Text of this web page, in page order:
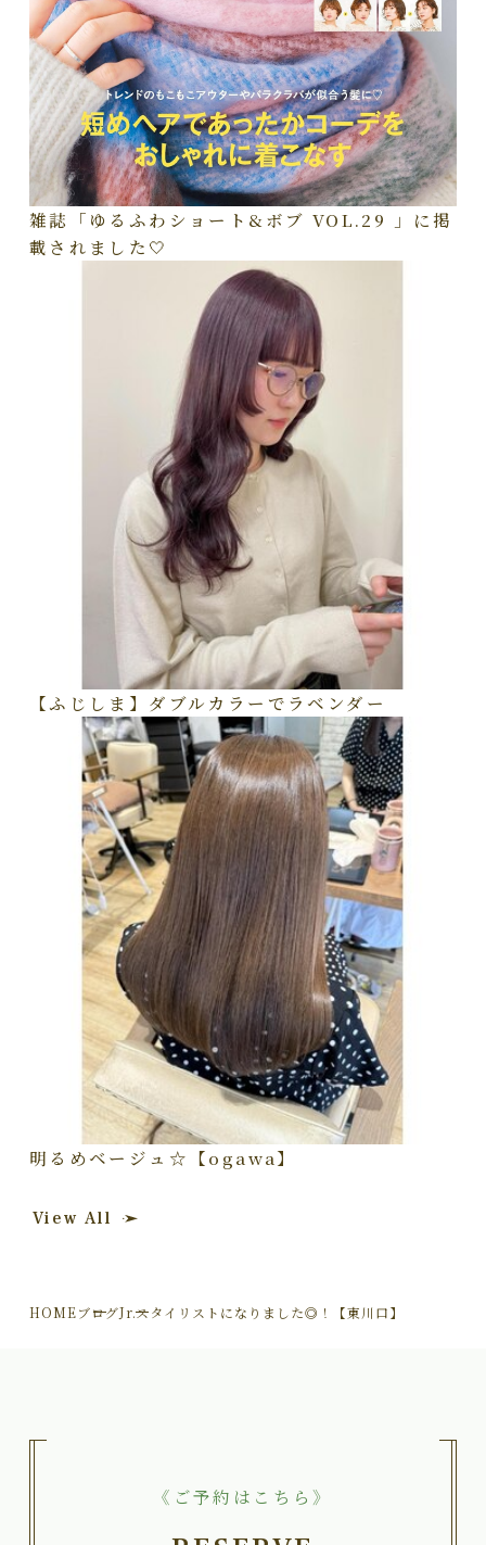
雑誌「ゆるふわショート&ボブ VOL.29 」に掲
載されました🤍
【ふじしま】ダブルカラーでラベンダー
明るめベージュ☆【ogawa】
View All
HOMEブログJr.スタイリストになりました◎！【東川口】
《ご予約はこちら》